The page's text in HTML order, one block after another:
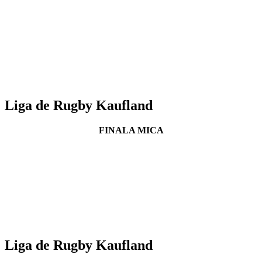
Liga de Rugby Kaufland
FINALA MICA
Liga de Rugby Kaufland